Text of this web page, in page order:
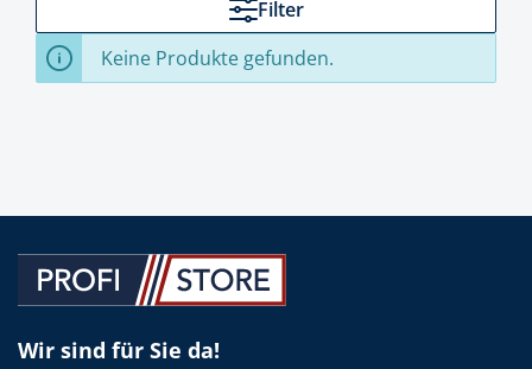
Filter
Keine Produkte gefunden.
Wir sind für Sie da!